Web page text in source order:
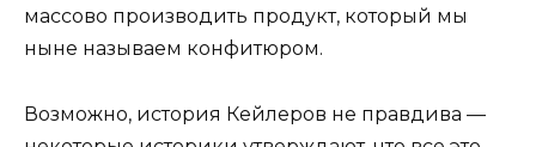
массово производить продукт, который мы
ныне называем конфитюром.
Возможно, история Кейлеров не правдива —